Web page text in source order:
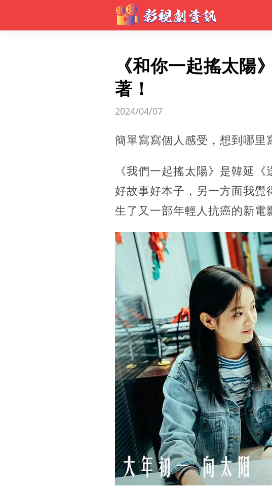
《和你一起搖太陽
著！
2024/04/07
簡單寫寫個人感受，想到哪里
《我們一起搖太陽》是韓延
好故事好本子，另一方面我
生了又一部年輕人抗癌的新電